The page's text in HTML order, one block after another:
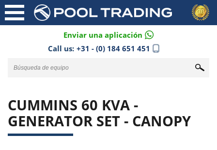
Enviar una aplicación
Call us: +31 - (0) 184 651 451
CUMMINS 60 KVA -
GENERATOR SET - CANOPY